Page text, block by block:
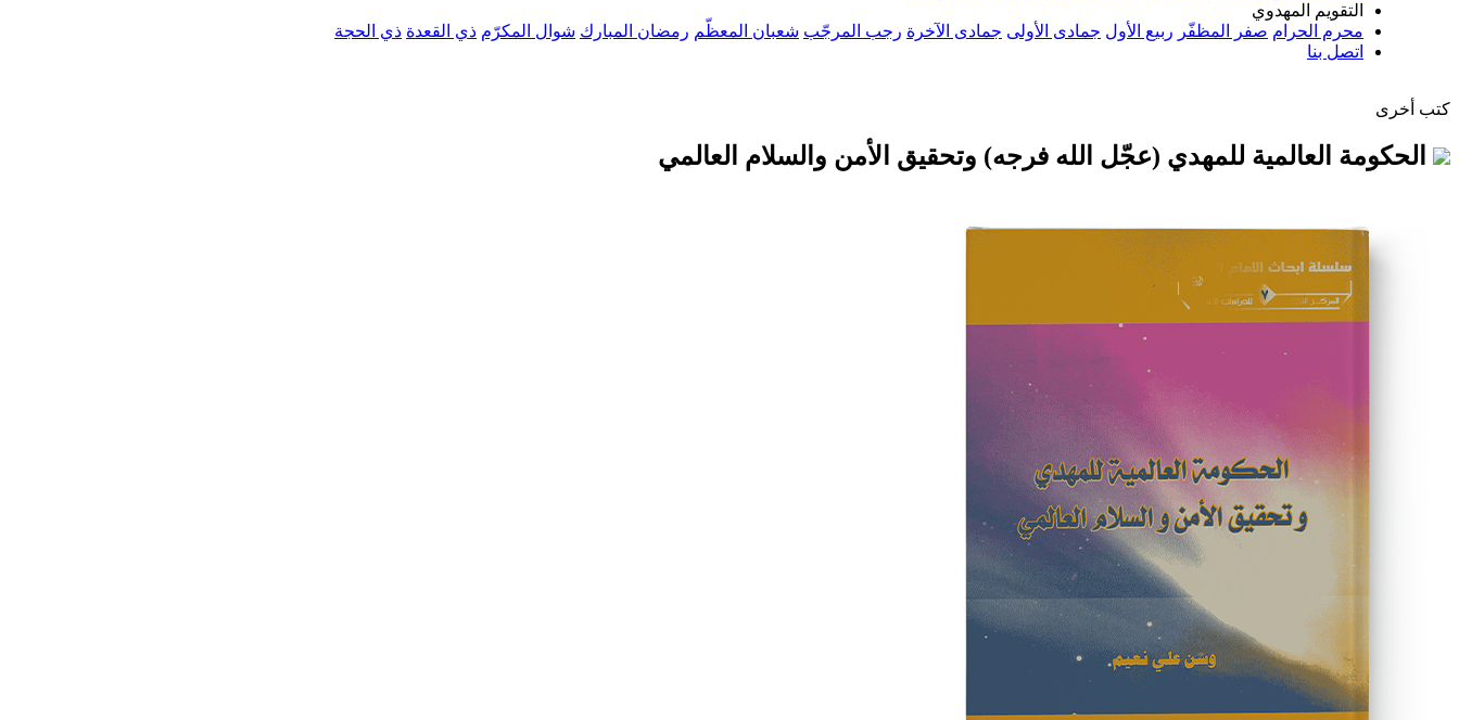
التقويم المهدوي
محرم الحرام صفر المظفّر ربيع الأول جمادى الأولى جمادى الآخرة رجب المرجّب شعبان المعظّم رمضان المبارك شوال المكرّم ذي القعدة ذي الحجة
اتصل بنا
كتب أخرى
الحكومة العالمية للمهدي (عجّل الله فرجه) وتحقيق الأمن والسلام العالمي